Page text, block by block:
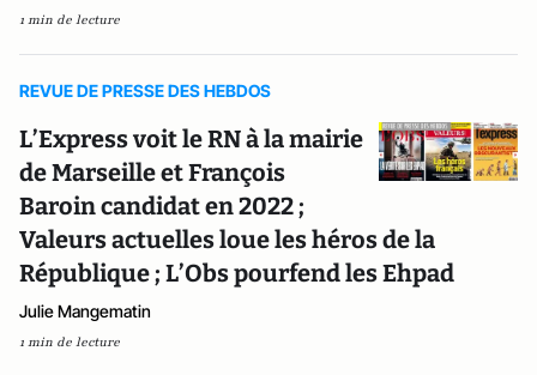
1 min de lecture
REVUE DE PRESSE DES HEBDOS
L’Express voit le RN à la mairie
de Marseille et François
Baroin candidat en 2022 ;
Valeurs actuelles loue les héros de la
République ; L’Obs pourfend les Ehpad
Julie Mangematin
1 min de lecture